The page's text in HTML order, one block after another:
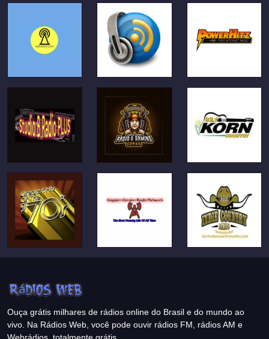
Ouça grátis milhares de rádios online do Brasil e do mundo ao
vivo. Na Rádios Web, você pode ouvir rádios FM, rádios AM e